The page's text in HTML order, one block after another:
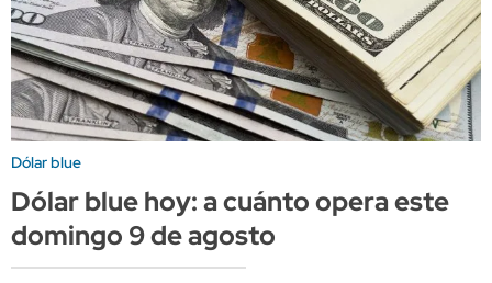
Dólar blue
Dólar blue hoy: a cuánto opera este
domingo 9 de agosto